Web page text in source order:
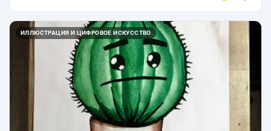
ИЛЛЮСТРАЦИЯ И ЦИФРОВОЕ ИСКУССТВО